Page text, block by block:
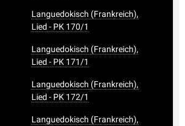
Languedokisch (Frankreich),
Lied - PK 170/1
Languedokisch (Frankreich),
Lied - PK 171/1
Languedokisch (Frankreich),
Lied - PK 172/1
Languedokisch (Frankreich),